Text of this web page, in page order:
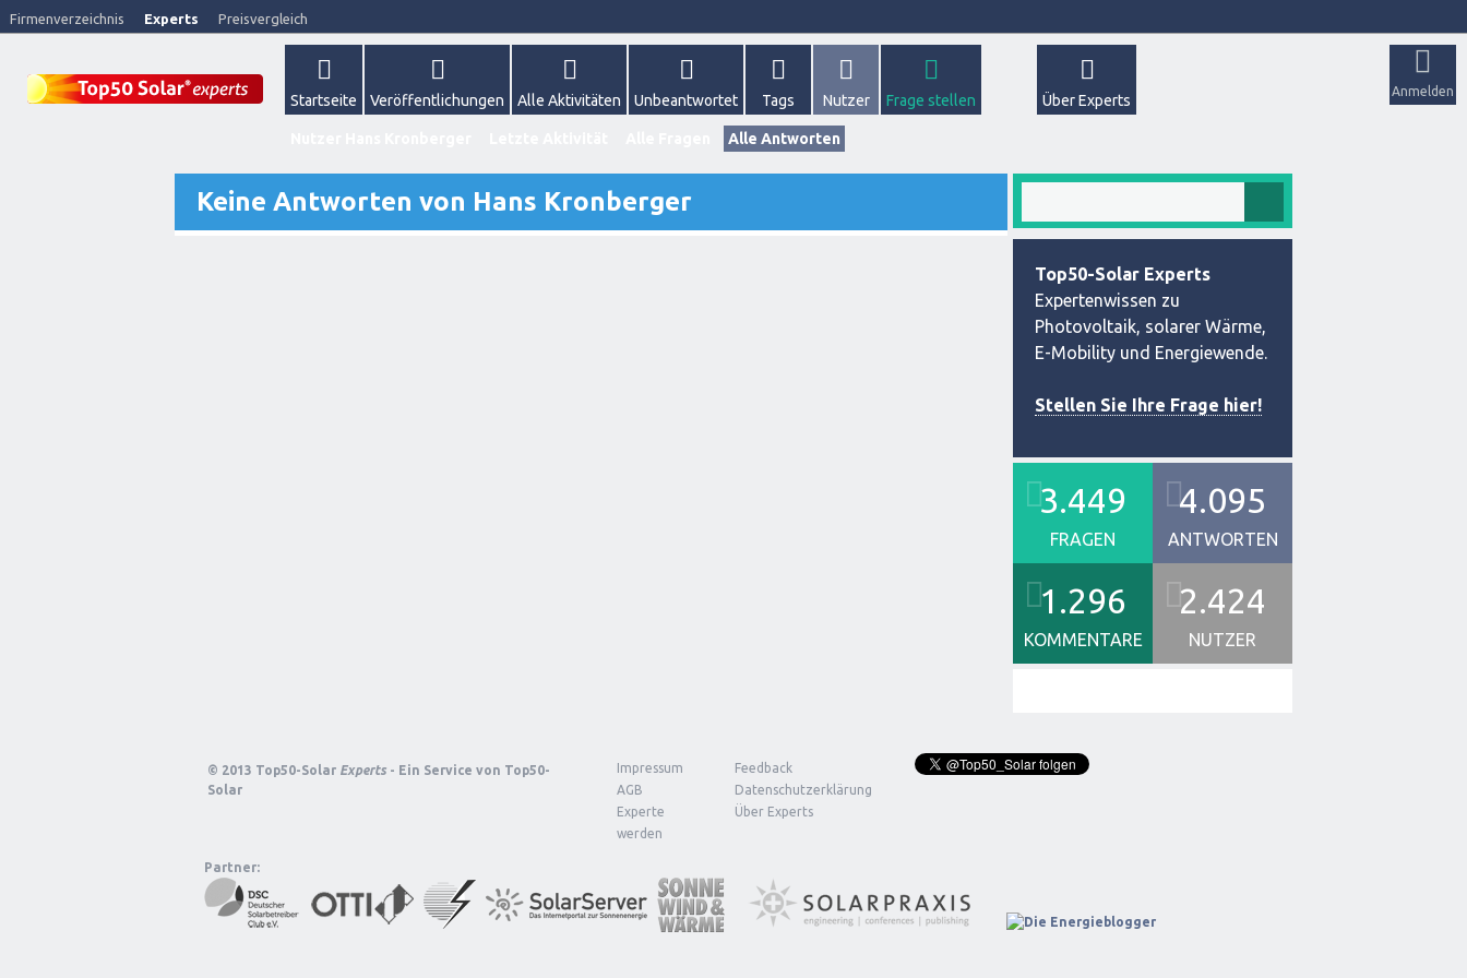
Firmenverzeichnis Experts Preisvergleich
Anmelden
Startseite Veröffentlichungen Alle Aktivitäten Unbeantwortet Tags Nutzer Frage stellen Über Experts
Alle Antworten
Keine Antworten von Hans Kronberger
Top50-Solar Experts
Expertenwissen zu
Photovoltaik, solarer Wärme,
E-Mobility und Energiewende.
Stellen Sie Ihre Frage hier!
3.449
FRAGEN
4.095
ANTWORTEN
1.296
KOMMENTARE
2.424
NUTZER
© 2013 Top50-Solar Experts - Ein Service von Top50-
Solar
Impressum
Feedback
AGB
Datenschutzerklärung
Experte
werden
Über Experts
Partner: